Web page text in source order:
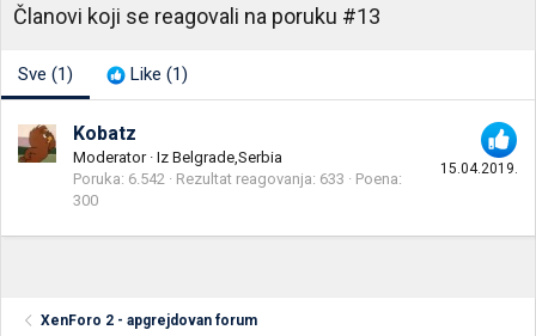
Članovi koji se reagovali na poruku #13
Sve (1) Like (1)
15.04.2019.
Kobatz
Moderator · Iz Belgrade,Serbia
Poruka 6.542 Rezultat reagovanja 633
Poena
300
XenForo 2 - apgrejdovan forum